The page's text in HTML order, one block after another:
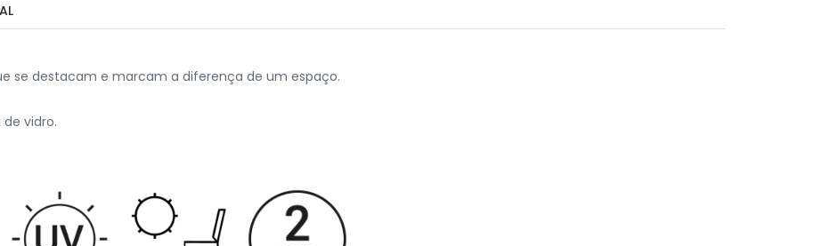
se destacam e marcam a diferença de um espaço.
vidro.